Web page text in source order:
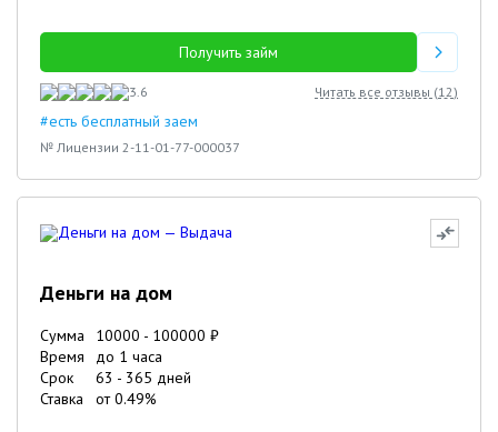
Получить займ
3.6 Читать все отзывы (12)
#есть бесплатный заем
№ Лицензии 2-11-01-77-000037
Деньги на дом
Сумма 10000 - 100000 ₽
Время
до 1 часа
Срок
63 - 365 дней
Ставка
от0.49%